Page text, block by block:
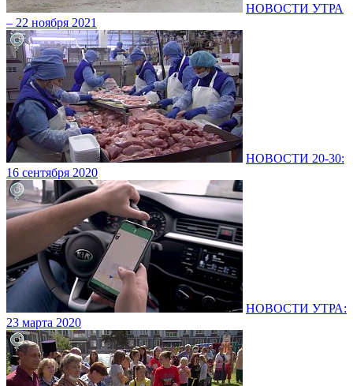
НОВОСТИ УТРА
– 22 ноября 2021
НОВОСТИ 20-30:
16 сентября 2020
НОВОСТИ УТРА:
23 марта 2020